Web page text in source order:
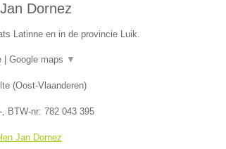
Dornez
Latinne en in de provincie Luik.
| Google maps ▼
(Oost-Vlaanderen)
-, BTW-nr: 782 043 395
Jan Dornez